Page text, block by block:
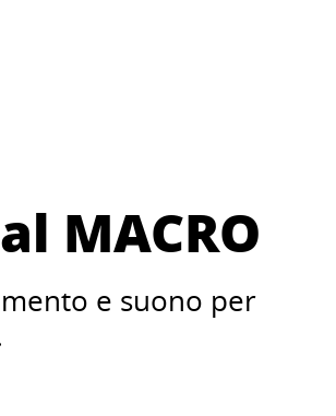
MACRO
e suono per